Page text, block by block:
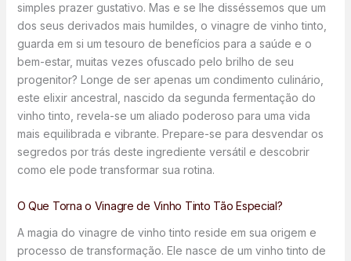
simples prazer gustativo. Mas e se lhe disséssemos que um
dos seus derivados mais humildes, o vinagre de vinho tinto,
guarda em si um tesouro de benefícios para a saúde e o
bem-estar, muitas vezes ofuscado pelo brilho de seu
progenitor? Longe de ser apenas um condimento culinário,
este elixir ancestral, nascido da segunda fermentação do
vinho tinto, revela-se um aliado poderoso para uma vida
mais equilibrada e vibrante. Prepare-se para desvendar os
segredos por trás deste ingrediente versátil e descobrir
como ele pode transformar sua rotina.
O Que Torna o Vinagre de Vinho Tinto Tão Especial?
A magia do vinagre de vinho tinto reside em sua origem e
processo de transformação. Ele nasce de um vinho tinto de